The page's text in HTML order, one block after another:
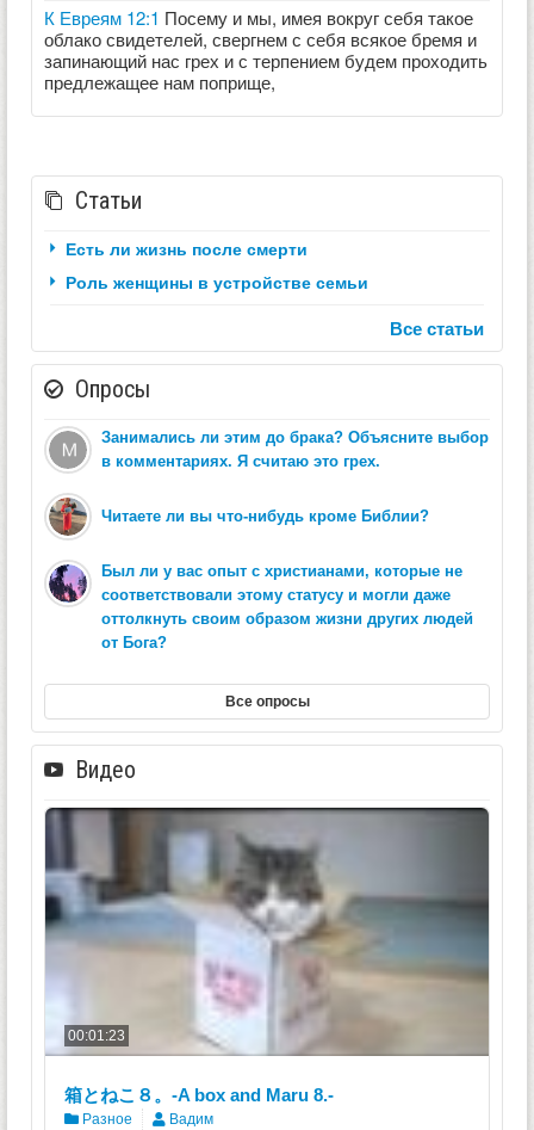
К Евреям 12:1 Посему и мы, имея вокруг себя такое
облако свидетелей, свергнем с себя всякое бремя и
запинающий нас грех и с терпением будем проходить
предлежащее нам поприще,
Статьи
Есть ли жизнь после смерти
Роль женщины в устройстве семьи
Все статьи
Опросы
Занимались ли этим до брака? Объясните выбор
в комментариях. Я считаю это грех.
Читаете ли вы что-нибудь кроме Библии?
Был ли у вас опыт с христианами, которые не
соответствовали этому статусу и могли даже
оттолкнуть своим образом жизни других людей
от Бога?
Все опросы
Видео
00:01:23
箱とねこ８。-A box and Maru 8.-
Разное Вадим